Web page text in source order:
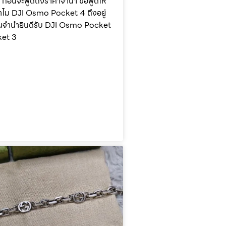
ไม DJI Osmo Pocket 4 ถึงอยู่
จำนำยินดีรับ DJI Osmo Pocket
3